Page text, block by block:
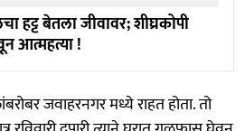
हट्ट बेतला जीवावर; शीघ्रकोपी
आत्महत्या !
जवाहरनगर मध्ये राहत होता. तो